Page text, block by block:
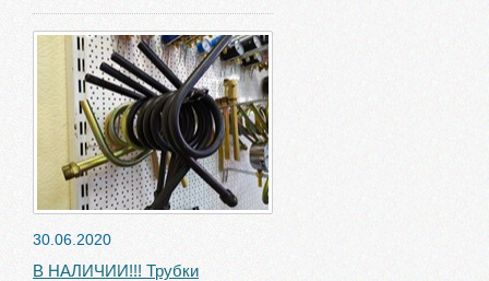
30.06.2020
В НАЛИЧИИ!!! Трубки